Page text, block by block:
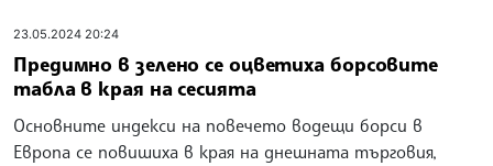
23.05.2024 20:24
Предимно в зелено се оцветиха борсовите
табла в края на сесията
Основните индекси на повечето водещи борси в
Европа се повишиха в края на днешната търговия,